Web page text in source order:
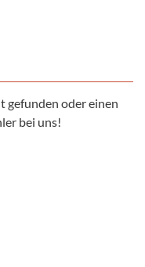
gefunden oder einen
bei uns!